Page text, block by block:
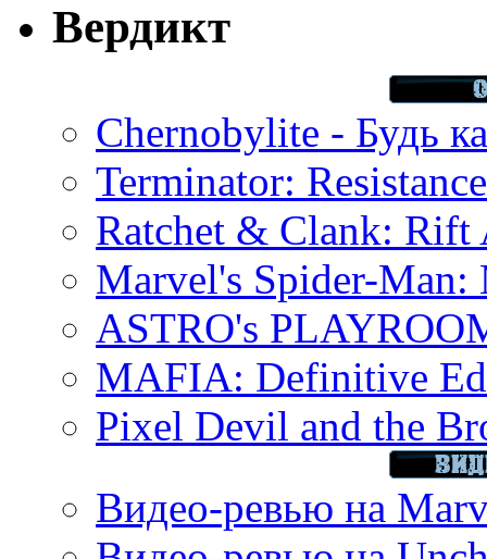
Вердикт
Chernobylite - Будь
Terminator:
Ratchet & Clank: Rift
Marvel's Spider-Man:
ASTRO's
MAFIA: Definitive
Pixel Devil and the
Видео-ревью на